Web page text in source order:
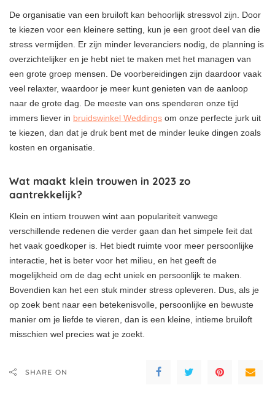
De organisatie van een bruiloft kan behoorlijk stressvol zijn. Door
te kiezen voor een kleinere setting, kun je een groot deel van die
stress vermijden. Er zijn minder leveranciers nodig, de planning is
overzichtelijker en je hebt niet te maken met het managen van
een grote groep mensen. De voorbereidingen zijn daardoor vaak
veel relaxter, waardoor je meer kunt genieten van de aanloop
naar de grote dag. De meeste van ons spenderen onze tijd
immers liever in bruidswinkel Weddings om onze perfecte jurk uit
te kiezen, dan dat je druk bent met de minder leuke dingen zoals
kosten en organisatie.
Wat maakt klein trouwen in 2023 zo
aantrekkelijk?
Klein en intiem trouwen wint aan populariteit vanwege
verschillende redenen die verder gaan dan het simpele feit dat
het vaak goedkoper is. Het biedt ruimte voor meer persoonlijke
interactie, het is beter voor het milieu, en het geeft de
mogelijkheid om de dag echt uniek en persoonlijk te maken.
Bovendien kan het een stuk minder stress opleveren. Dus, als je
op zoek bent naar een betekenisvolle, persoonlijke en bewuste
manier om je liefde te vieren, dan is een kleine, intieme bruiloft
misschien wel precies wat je zoekt.
SHARE ON